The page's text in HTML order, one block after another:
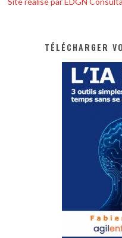
TÉLÉCHARGER